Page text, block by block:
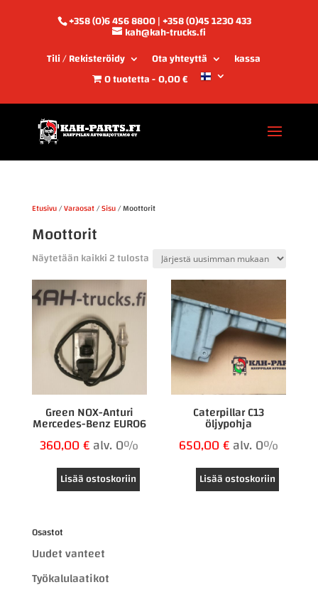
+358 (0)6 456 8800 | +358 (0)45 1230 433
kah@kah-trucks.fi
Tili / Rekisteröidy
Ota yhteyttä
kassa
0 tuotetta 0,00 €
Etusivu/Varaosat/Sisu/ Moottorit
Moottorit
Näytetään kaikki 2 tulostaSorted
latest
Green NOX-Anturi
Mercedes-Benz EURO6
360,00€alv. 0%
Lisää ostoskoriin
Caterpillar C13
öljypohja
650,00€alv. 0%
Lisää ostoskoriin
Osastot
Uudet vanteet
Työkalulaatikot